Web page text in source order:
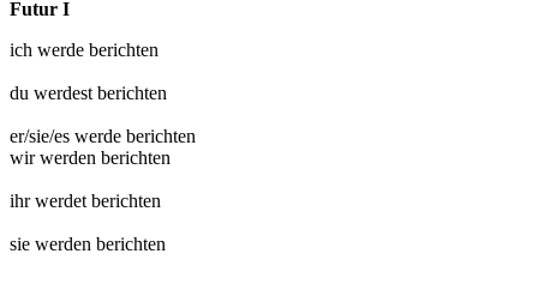
Futur I
ich werde berichten
du werdest berichten
er/sie/es werde berichten
wir werden berichten
ihr werdet berichten
sie werden berichten